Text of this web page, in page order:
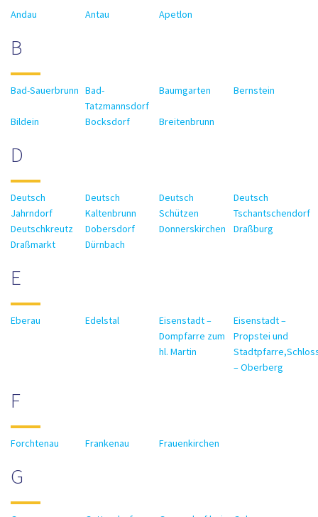
Andau Antau Apetlon
B
Bad-Sauerbrunn Bad-
Tatzmannsdorf
Baumgarten Bernstein
Bildein Bocksdorf Breitenbrunn
D
Deutsch
Jahrndorf
Deutsch
Kaltenbrunn
Deutsch
Schützen
Deutsch
Tschantschendorf
Deutschkreutz
Dobersdorf Donnerskirchen
Draßburg
Draßmarkt
Dürnbach
E
Eberau Edelstal
Eisenstadt –
Dompfarre zum
hl. Martin
Eisenstadt –
Propstei und
– Oberberg
F
Forchtenau Frankenau Frauenkirchen
G